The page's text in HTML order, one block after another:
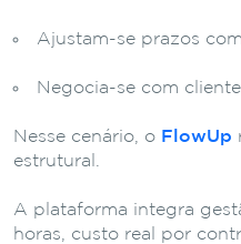
Ajustam-se prazos
Negocia-se com
Nesse cenário, o FlowUp
estrutural.
A plataforma integra
horas, custo real por